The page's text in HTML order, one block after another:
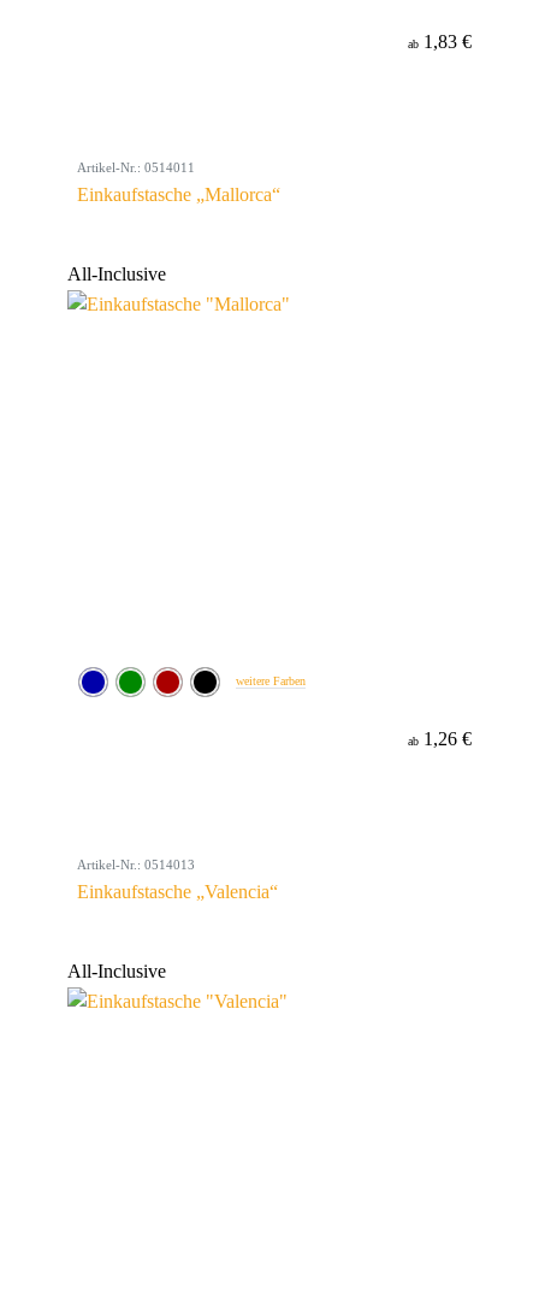
ab 1,83 €
Artikel-Nr.: 0514011
Einkaufstasche „Mallorca“
All-Inclusive
weitere Farben
ab 1,26 €
Artikel-Nr.: 0514013
Einkaufstasche „Valencia“
All-Inclusive